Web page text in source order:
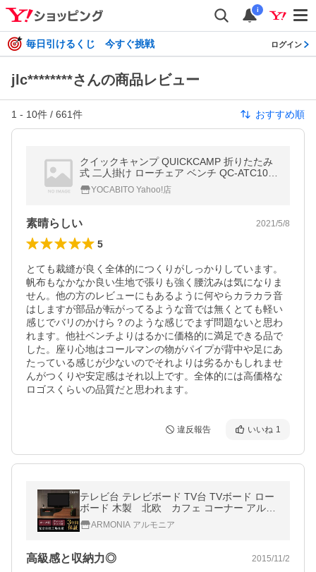
i
毎日引けるくじ 今すぐ挑戦 ログイン
jlc********さんの商品レビュー
1 - 10件 / 661件 おすすめ順
クイックキャンプ QUICKCAMP 折りたたみ
式 二人掛け ローチェア ベンチ QC-ATC100
KH カーキ QCCHAIR 2人用 アウトドア用 軽
量 クッション入り ロースタイル
YOCABITO Yahoo!店
素晴らしい 2021/5/8
5
とても裁縫が良く全体的につくりがしっかりしています。
帆布もなかなか良い生地で張りも強く腰沈みは気になりま
せん。他の方のレビューにもあるように何やらカラカラ音
はしますが部品が転がってるような音では無くとても軽い
感じでバリのかけら？のような感じでまず問題ないと思わ
れます。他社ベンチよりはるかに価格的に満足できる品で
した。座り心地はコールマンの物がパイプが背中や足にあ
たっている感じが少ないのでそれよりは劣るかもしれませ
んがつくりや安定感はそれ以上です。全体的には高価格な
ロゴスくらいの品質だと思われます。
違反報告 いいね 1
テレビ台 テレビボード TV台 TVボード ロー
ボード 木製 北欧 カフェ コーナー アルモ
ニアARMONIA アルモニア
高級感と収納力◎ 2015/11/2